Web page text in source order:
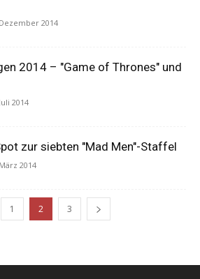
2014
2014 – "Game of Thrones" und
2014
zur siebten "Mad Men"-Staffel
2014
1 2 3